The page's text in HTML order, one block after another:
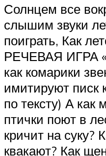
Солнцем все
слышим звуки
поиграть, Как
РЕЧЕВАЯ ИГРА
как комарики
имитируют писк
по тексту) А как
птички поют в
кричит на суку?
квакают? Как